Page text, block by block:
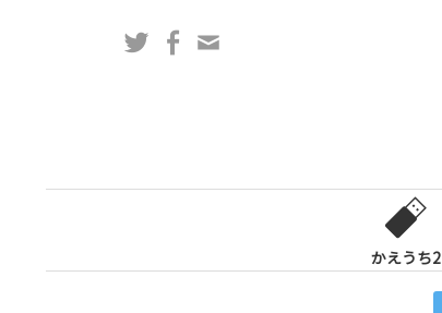
ス
TwitterFacebook
かえうち2